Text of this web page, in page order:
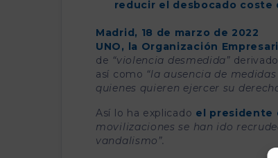
reducir el desbocado coste
Madrid, 18 de marzo de 2022
UNO, la Organización
de “violencia desmedida”
así como “la ausencia de
quienes quieren ejercer su
Así lo ha explicado el presidente
movilizaciones se han ido
vandalismo”.